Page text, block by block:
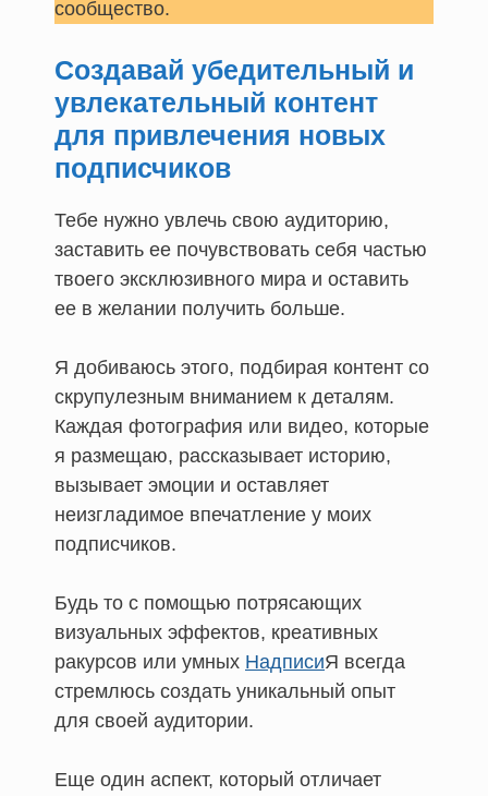
сообщество.
Создавай убедительный и
увлекательный контент
для привлечения новых
подписчиков
Тебе нужно увлечь свою аудиторию,
заставить ее почувствовать себя частью
твоего эксклюзивного мира и оставить
ее в желании получить больше.
Я добиваюсь этого, подбирая контент со
скрупулезным вниманием к деталям.
Каждая фотография или видео, которые
я размещаю, рассказывает историю,
вызывает эмоции и оставляет
неизгладимое впечатление у моих
подписчиков.
Будь то с помощью потрясающих
визуальных эффектов, креативных
ракурсов или умных НадписиЯ всегда
стремлюсь создать уникальный опыт
для своей аудитории.
Еще один аспект, который отличает